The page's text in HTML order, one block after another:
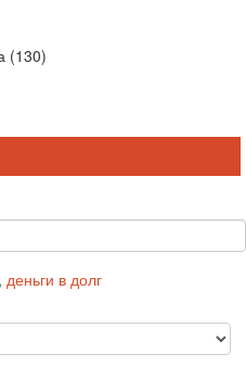
(130)
, деньги в долг